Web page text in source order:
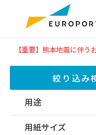
【重要】熊本地震に伴う
絞り込み
用途
用紙サイズ